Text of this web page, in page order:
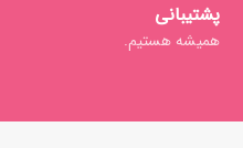
پشتیبانی
همیشه هستیم.